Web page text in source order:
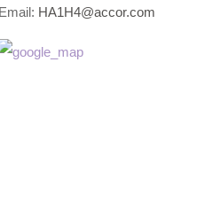
Email: HA1H4@accor.com